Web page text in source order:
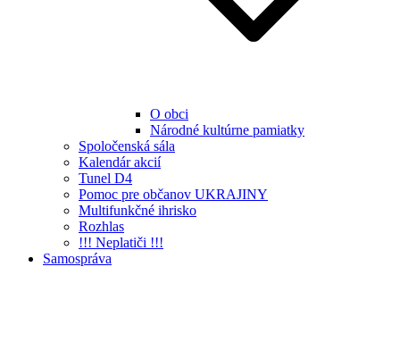
O obci
Národné kultúrne pamiatky
Spoločenská sála
Kalendár akcií
Tunel D4
Pomoc pre občanov UKRAJINY
Multifunkčné ihrisko
Rozhlas
!!! Neplatiči !!!
Samospráva